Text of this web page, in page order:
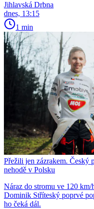
Jihlavská Drbna
dnes, 13:15
1 min
Přežili jen zázrakem.
nehodě v Polsku
Náraz do stromu ve 120
Dominik Stříteský poprvé
ho čeká dál.